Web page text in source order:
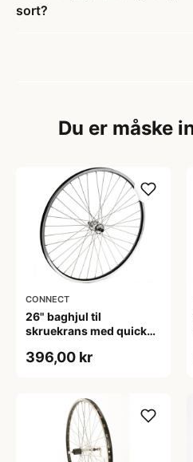
sort?
Du er måske
CONNECT
26" baghjul til
skruekrans med quick
396,00 kr